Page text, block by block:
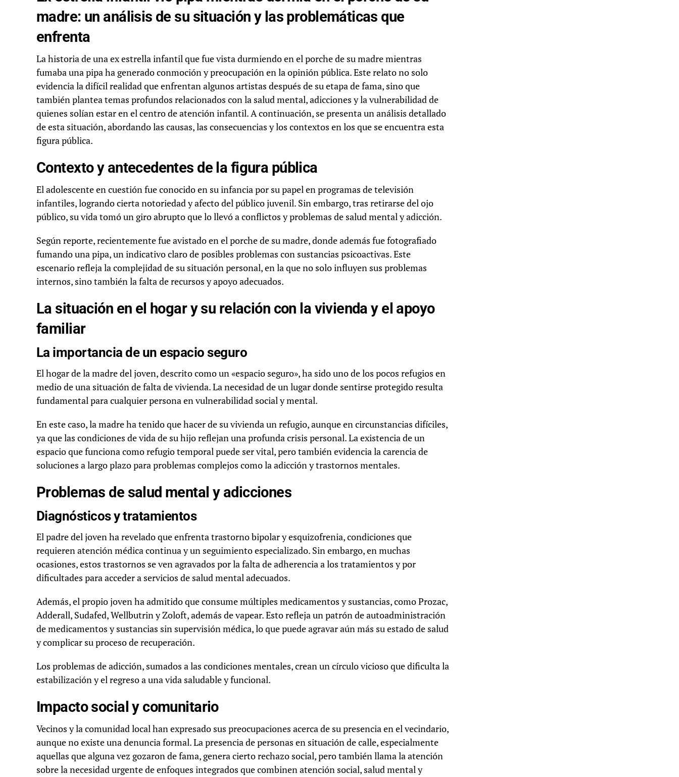
madre: un análisis de su situación y las problemáticas que
enfrenta
La historia de una ex estrella infantil que fue vista durmiendo en el porche de su madre mientras
fumaba una pipa ha generado conmoción y preocupación en la opinión pública. Este relato no solo
evidencia la difícil realidad que enfrentan algunos artistas después de su etapa de fama, sino que
también plantea temas profundos relacionados con la salud mental, adicciones y la vulnerabilidad de
quienes solían estar en el centro de atención infantil. A continuación, se presenta un análisis detallado
de esta situación, abordando las causas, las consecuencias y los contextos en los que se encuentra esta
figura pública.
Contexto y antecedentes de la figura pública
El adolescente en cuestión fue conocido en su infancia por su papel en programas de televisión
infantiles, logrando cierta notoriedad y afecto del público juvenil. Sin embargo, tras retirarse del ojo
público, su vida tomó un giro abrupto que lo llevó a conflictos y problemas de salud mental y adicción.
Según reporte, recientemente fue avistado en el porche de su madre, donde además fue fotografiado
fumando una pipa, un indicativo claro de posibles problemas con sustancias psicoactivas. Este
escenario refleja la complejidad de su situación personal, en la que no solo influyen sus problemas
internos, sino también la falta de recursos y apoyo adecuados.
La situación en el hogar y su relación con la vivienda y el apoyo
familiar
La importancia de un espacio seguro
El hogar de la madre del joven, descrito como un «espacio seguro», ha sido uno de los pocos refugios en
medio de una situación de falta de vivienda. La necesidad de un lugar donde sentirse protegido resulta
fundamental para cualquier persona en vulnerabilidad social y mental.
En este caso, la madre ha tenido que hacer de su vivienda un refugio, aunque en circunstancias difíciles,
ya que las condiciones de vida de su hijo reflejan una profunda crisis personal. La existencia de un
espacio que funciona como refugio temporal puede ser vital, pero también evidencia la carencia de
soluciones a largo plazo para problemas complejos como la adicción y trastornos mentales.
Problemas de salud mental y adicciones
Diagnósticos y tratamientos
El padre del joven ha revelado que enfrenta trastorno bipolar y esquizofrenia, condiciones que
requieren atención médica continua y un seguimiento especializado. Sin embargo, en muchas
ocasiones, estos trastornos se ven agravados por la falta de adherencia a los tratamientos y por
dificultades para acceder a servicios de salud mental adecuados.
Además, el propio joven ha admitido que consume múltiples medicamentos y sustancias, como Prozac,
Adderall, Sudafed, Wellbutrin y Zoloft, además de vapear. Esto refleja un patrón de autoadministración
de medicamentos y sustancias sin supervisión médica, lo que puede agravar aún más su estado de salud
y complicar su proceso de recuperación.
Los problemas de adicción, sumados a las condiciones mentales, crean un círculo vicioso que dificulta la
estabilización y el regreso a una vida saludable y funcional.
Impacto social y comunitario
Vecinos y la comunidad local han expresado sus preocupaciones acerca de su presencia en el vecindario,
aunque no existe una denuncia formal. La presencia de personas en situación de calle, especialmente
aquellas que alguna vez gozaron de fama, genera cierto rechazo social, pero también llama la atención
sobre la necesidad urgente de enfoques integrados que combinen atención social, salud mental y